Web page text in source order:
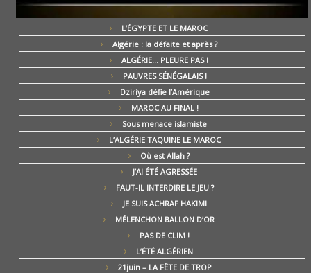
L’ÉGYPTE ET LE MAROC
Algérie : la défaite et après ?
ALGÉRIE… PLEURE PAS !
PAUVRES SÉNÉGALAIS !
Dziriya défie l’Amérique
MAROC AU FINAL !
Sous menace islamiste
L’ALGÉRIE TAQUINE LE MAROC
Où est Allah ?
J’AI ÉTÉ AGRESSÉE
FAUT-IL INTERDIRE LE JEU ?
JE SUIS ACHRAF HAKIMI
MÉLENCHON BALLON D’OR
PAS DE CLIM !
L’ÉTÉ ALGÉRIEN
21juin – LA FÊTE DE TROP